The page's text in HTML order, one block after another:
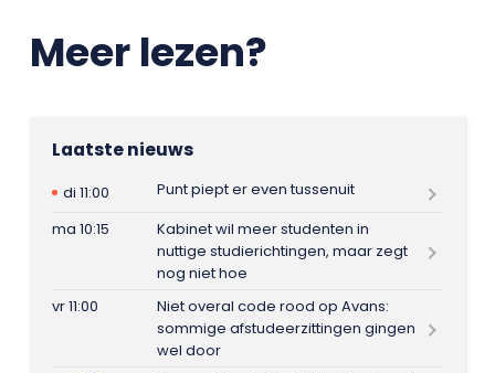
Meer lezen?
Laatste nieuws
di 11:00
Punt piept er even tussenuit
ma 10:15
Kabinet wil meer studenten in
nuttige studierichtingen, maar zegt
nog niet hoe
vr 11:00
Niet overal code rood op Avans:
sommige afstudeerzittingen gingen
wel door